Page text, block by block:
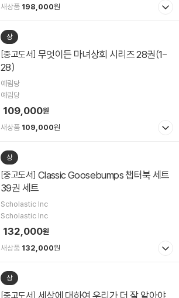
새상품 198,000원
상
[중고도서]
28)
예림당
예림당
109,000원
새상품 109,000원
상
[중고도서]
39권 세트
Scholastic Inc
Scholastic Inc
132,000원
새상품 132,000원
상
[중고도서]